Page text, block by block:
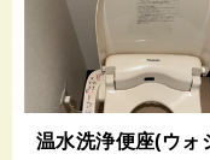
温水洗浄便座(ウォ